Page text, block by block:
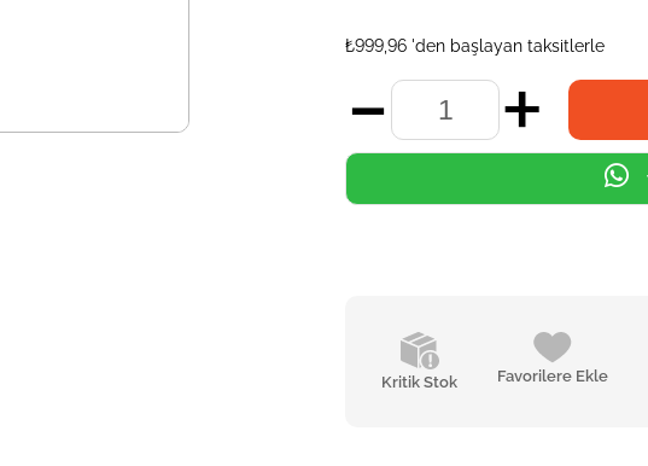
₺999,96 'den başlayan taksitlerle
Kritik Stok Favorilere Ekle